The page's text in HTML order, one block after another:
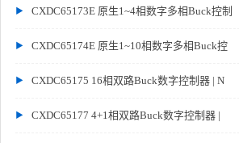
CXDC65173E 原生1~4相数字多相Buck控制
CXDC65174E 原生1~10相数字多相Buck控
CXDC65175 16相双路Buck数字控制器 | N
CXDC65177 4+1相双路Buck数字控制器 |